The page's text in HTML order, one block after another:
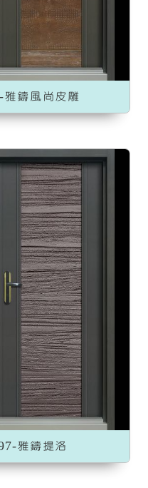
雅鑄風尚皮雕
雅鑄提洛
加入收藏
加入收藏